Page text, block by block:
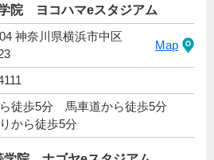
院 ヨコハマeスタジアム
神奈川県横浜市中区
Map
徒歩5分 馬車道から徒歩5分
から徒歩5分